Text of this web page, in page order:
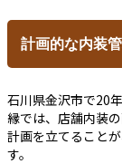
計画的な内装
石川県金沢市で20
縁では、店舗内装
計画を立てること
す。